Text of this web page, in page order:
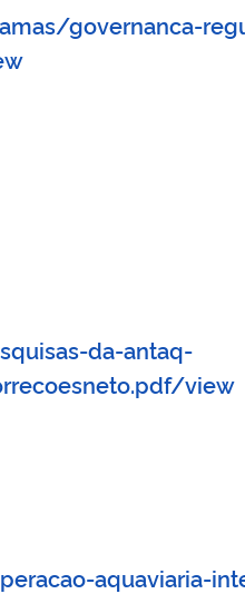
governanca-
da-antaq-
view
aquaviaria-